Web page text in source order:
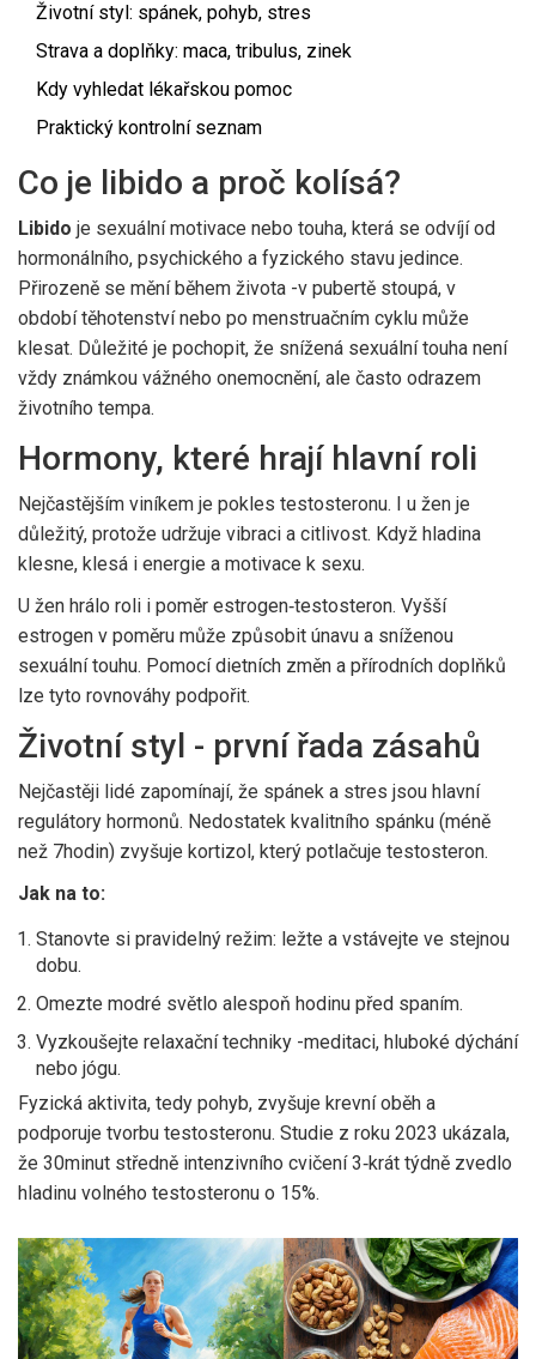
Životní styl: spánek, pohyb, stres
Strava a doplňky: maca, tribulus, zinek
Kdy vyhledat lékařskou pomoc
Praktický kontrolní seznam
Co je libido a proč kolísá?
Libido je sexuální motivace nebo touha, která se odvíjí od
hormonálního, psychického a fyzického stavu jedince.
Přirozeně se mění během života -v pubertě stoupá, v
období těhotenství nebo po menstruačním cyklu může
klesat. Důležité je pochopit, že snížená sexuální touha není
vždy známkou vážného onemocnění, ale často odrazem
životního tempa.
Hormony, které hrají hlavní roli
Nejčastějším viníkem je pokles testosteronu. I u žen je
důležitý, protože udržuje vibraci a citlivost. Když hladina
klesne, klesá i energie a motivace k sexu.
U žen hrálo roli i poměr estrogen‑testosteron. Vyšší
estrogen v poměru může způsobit únavu a sníženou
sexuální touhu. Pomocí dietních změn a přírodních doplňků
lze tyto rovnováhy podpořit.
Životní styl - první řada zásahů
Nejčastěji lidé zapomínají, že spánek a stres jsou hlavní
regulátory hormonů. Nedostatek kvalitního spánku (méně
než 7hodin) zvyšuje kortizol, který potlačuje testosteron.
Jak na to:
Stanovte si pravidelný režim: ležte a vstávejte ve stejnou
dobu.
Omezte modré světlo alespoň hodinu před spaním.
Vyzkoušejte relaxační techniky -meditaci, hluboké dýchání
nebo jógu.
Fyzická aktivita, tedy pohyb, zvyšuje krevní oběh a
podporuje tvorbu testosteronu. Studie z roku 2023 ukázala,
že 30minut středně intenzivního cvičení 3‑krát týdně zvedlo
hladinu volného testosteronu o 15%.